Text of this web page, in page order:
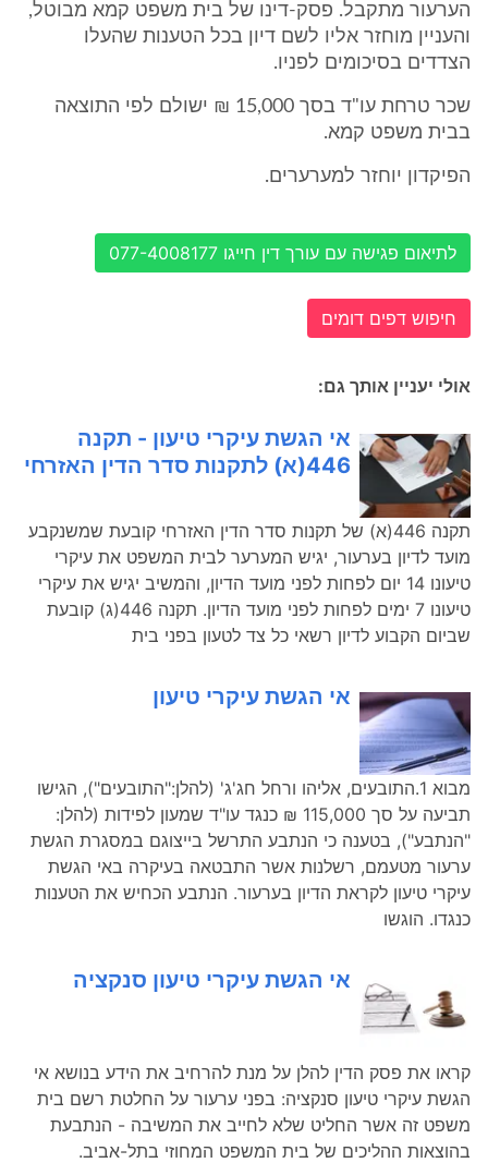
הערעור מתקבל. פסק-דינו של בית משפט קמא מבוטל,
והעניין מוחזר אליו לשם דיון בכל הטענות שהעלו
הצדדים בסיכומים לפניו.
שכר טרחת עו"ד בסך 15,000 ₪ ישולם לפי התוצאה
בבית משפט קמא.
הפיקדון יוחזר למערערים.
לתיאום פגישה עם עורך דין חייגו 077-4008177
חיפוש דפים דומים
אולי יעניין אותך גם:
אי הגשת עיקרי טיעון - תקנה
446(א) לתקנות סדר הדין האזרחי
תקנה 446(א) של תקנות סדר הדין האזרחי קובעת שמשנקבע
מועד לדיון בערעור, יגיש המערער לבית המשפט את עיקרי
טיעונו 14 יום לפחות לפני מועד הדיון, והמשיב יגיש את עיקרי
טיעונו 7 ימים לפחות לפני מועד הדיון. תקנה 446(ג) קובעת
שביום הקבוע לדיון רשאי כל צד לטעון בפני בית
אי הגשת עיקרי טיעון
מבוא 1.התובעים, אליהו ורחל חג'ג' (להלן:"התובעים"), הגישו
תביעה על סך 115,000 ₪ כנגד עו"ד שמעון לפידות (להלן:
"הנתבע"), בטענה כי הנתבע התרשל בייצוגם במסגרת הגשת
ערעור מטעמם, רשלנות אשר התבטאה בעיקרה באי הגשת
עיקרי טיעון לקראת הדיון בערעור. הנתבע הכחיש את הטענות
כנגדו. הוגשו
אי הגשת עיקרי טיעון סנקציה
קראו את פסק הדין להלן על מנת להרחיב את הידע בנושא אי
הגשת עיקרי טיעון סנקציה: בפני ערעור על החלטת רשם בית
משפט זה אשר החליט שלא לחייב את המשיבה - הנתבעת
בהוצאות ההליכים של בית המשפט המחוזי בתל-אביב.